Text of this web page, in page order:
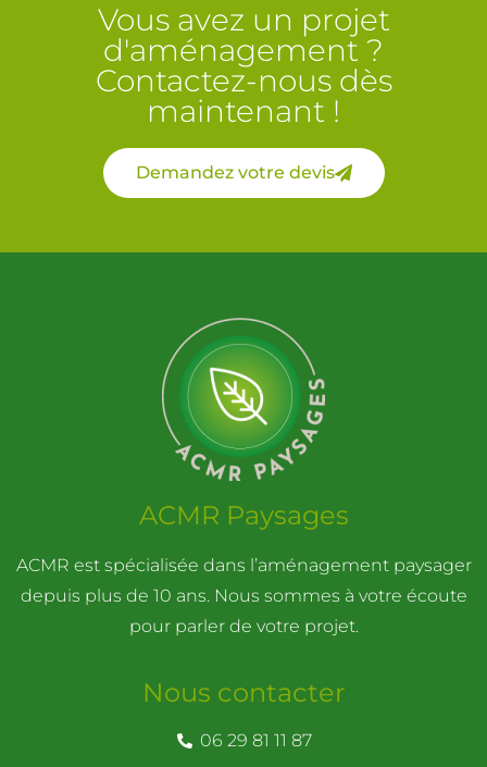
Vous avez un projet
d'aménagement ?
Contactez-nous dès
maintenant !
Demandez votre devis
ACMR Paysages
ACMR est spécialisée dans l’aménagement paysager
depuis plus de 10 ans. Nous sommes à votre écoute
pour parler de votre projet.
Nous contacter
06 29 81 11 87